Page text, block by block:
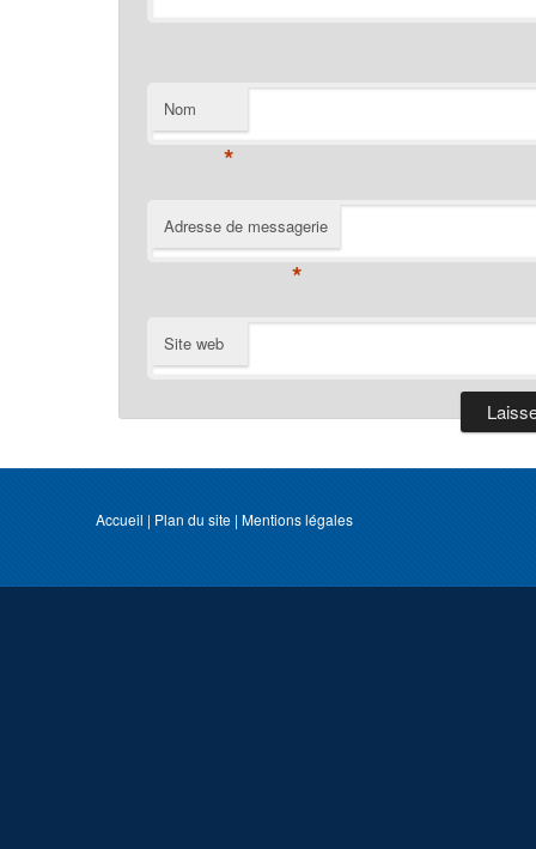
Nom
*
Adresse de messagerie
*
Site web
Accueil | Plan du site | Mentions légales